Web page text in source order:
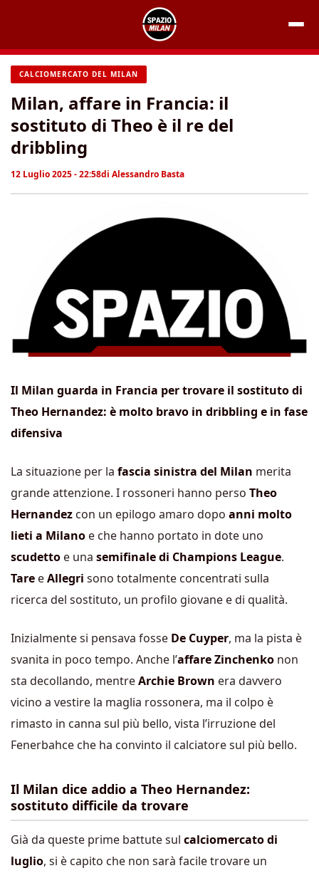
contenuto
CALCIOMERCATO DEL MILAN
Milan, affare in Francia: il
sostituto di Theo è il re del
dribbling
12 Luglio 2025 - 22:58di Alessandro Basta
Il Milan guarda in Francia per trovare il sostituto di
Theo Hernandez: è molto bravo in dribbling e in fase
difensiva
La situazione per la fascia sinistra del Milan merita
grande attenzione. I rossoneri hanno perso Theo
Hernandez con un epilogo amaro dopo anni molto
lieti a Milano e che hanno portato in dote uno
scudetto e una semifinale di Champions League.
Tare eAllegri sono totalmente concentrati sulla
ricerca del sostituto, un profilo giovane e di qualità.
Inizialmente si pensava fosse De Cuyper, ma la pista è
svanita in poco tempo. Anche l’affare Zinchenko non
sta decollando, mentreArchie Brown era davvero
vicino a vestire la maglia rossonera, ma il colpo è
rimasto in canna sul più bello, vista l’irruzione del
Fenerbahce che ha convinto il calciatore sul più bello.
Il Milan dice addio a Theo Hernandez:
sostituto difficile da trovare
Già da queste prime battute sul calciomercato di
luglio, si è capito che non sarà facile trovare un